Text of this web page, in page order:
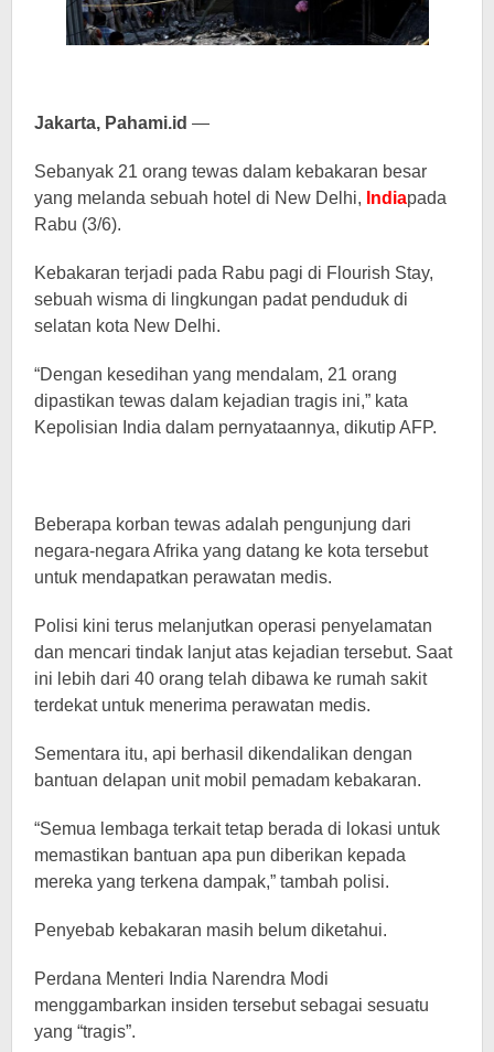
Jakarta, Pahami.id —
Sebanyak 21 orang tewas dalam kebakaran besar
yang melanda sebuah hotel di New Delhi, Indiapada
Rabu (3/6).
Kebakaran terjadi pada Rabu pagi di Flourish Stay,
sebuah wisma di lingkungan padat penduduk di
selatan kota New Delhi.
“Dengan kesedihan yang mendalam, 21 orang
dipastikan tewas dalam kejadian tragis ini,” kata
Kepolisian India dalam pernyataannya, dikutip AFP.
Beberapa korban tewas adalah pengunjung dari
negara-negara Afrika yang datang ke kota tersebut
untuk mendapatkan perawatan medis.
Polisi kini terus melanjutkan operasi penyelamatan
dan mencari tindak lanjut atas kejadian tersebut. Saat
ini lebih dari 40 orang telah dibawa ke rumah sakit
terdekat untuk menerima perawatan medis.
Sementara itu, api berhasil dikendalikan dengan
bantuan delapan unit mobil pemadam kebakaran.
“Semua lembaga terkait tetap berada di lokasi untuk
memastikan bantuan apa pun diberikan kepada
mereka yang terkena dampak,” tambah polisi.
Penyebab kebakaran masih belum diketahui.
Perdana Menteri India Narendra Modi
menggambarkan insiden tersebut sebagai sesuatu
yang “tragis”.